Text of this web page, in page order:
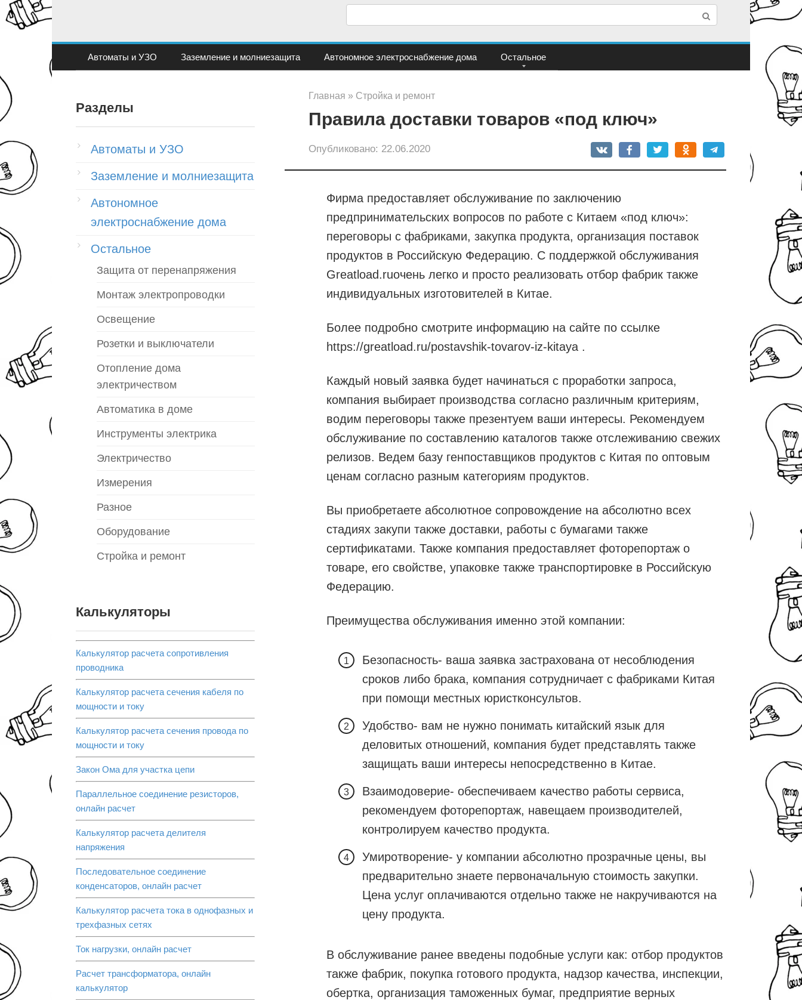
Перейти
с
Автоматы и УЗО Заземление и молниезащита Автономное электроснабжение дома Остальное
Главная » Стройка и ремонт
Правила доставки товаров «под ключ»
Опубликовано: 22.06.2020
Фирма предоставляет обслуживание по заключению
предпринимательских вопросов по работе с Китаем «под ключ»:
переговоры с фабриками, закупка продукта, организация поставок
продуктов в Российскую Федерацию. С поддержкой обслуживания
Greatload.ruочень легко и просто реализовать отбор фабрик также
индивидуальных изготовителей в Китае.
Более подробно смотрите информацию на сайте по ссылке
https://greatload.ru/postavshik-tovarov-iz-kitaya .
Каждый новый заявка будет начинаться с проработки запроса,
компания выбирает производства согласно различным критериям,
водим переговоры также презентуем ваши интересы. Рекомендуем
обслуживание по составлению каталогов также отслеживанию свежих
релизов. Ведем базу генпоставщиков продуктов с Китая по оптовым
ценам согласно разным категориям продуктов.
Вы приобретаете абсолютное сопровождение на абсолютно всех
стадиях закупи также доставки, работы с бумагами также
сертификатами. Также компания предоставляет фоторепортаж о
товаре, его свойстве, упаковке также транспортировке в Российскую
Федерацию.
Преимущества обслуживания именно этой компании:
Безопасность- ваша заявка застрахована от несоблюдения
сроков либо брака, компания сотрудничает с фабриками Китая
при помощи местных юристконсультов.
Удобство- вам не нужно понимать китайский язык для
деловитых отношений, компания будет представлять также
защищать ваши интересы непосредственно в Китае.
Взаимодоверие- обеспечиваем качество работы сервиса,
рекомендуем фоторепортаж, навещаем производителей,
контролируем качество продукта.
Умиротворение- у компании абсолютно прозрачные цены, вы
предварительно знаете первоначальную стоимость закупки.
Цена услуг оплачиваются отдельно также не накручиваются на
цену продукта.
В обслуживание ранее введены подобные услуги как: отбор продуктов
также фабрик, покупка готового продукта, надзор качества, инспекции,
обертка, организация таможенных бумаг, предприятие верных
Разделы
Автоматы и УЗО
Заземление и молниезащита
Автономное
электроснабжение дома
Остальное
Защита от перенапряжения
Монтаж электропроводки
Освещение
Розетки и выключатели
Отопление дома
электричеством
Автоматика в доме
Инструменты электрика
Электричество
Измерения
Разное
Оборудование
Стройка и ремонт
Калькуляторы
Калькулятор расчета сопротивления
проводника
Калькулятор расчета сечения кабеля по
мощности и току
Калькулятор расчета сечения провода по
мощности и току
Закон Ома для участка цепи
Параллельное соединение резисторов,
онлайн расчет
Калькулятор расчета делителя
напряжения
Последовательное соединение
конденсаторов, онлайн расчет
Калькулятор расчета тока в однофазных и
трехфазных сетях
Ток нагрузки, онлайн расчет
Расчет трансформатора, онлайн
калькулятор